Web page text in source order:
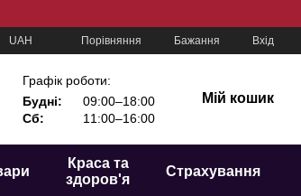
UAH Порівняння Бажання Вхід
Графік роботи:
Будні:
09:00–18:00
Сб:
11:00–16:00
Мій кошик
Краса та
здоров'я
Страхування